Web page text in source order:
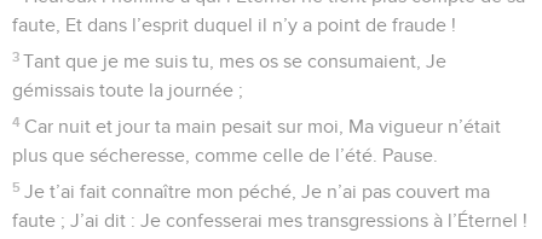
faute, Et dans l’esprit duquel il n’y a point de fraude !
3 Tant que je me suis tu, mes os se consumaient, Je
gémissais toute la journée ;
4 Car nuit et jour ta main pesait sur moi, Ma vigueur n’était
plus que sécheresse, comme celle de l’été. Pause.
5 Je t’ai fait connaître mon péché, Je n’ai pas couvert ma
faute ; J’ai dit : Je confesserai mes transgressions à l’Éternel !